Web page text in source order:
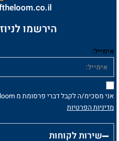
הירשמו
אימייל:
אני מסכימ/ה לקבל דברי פרסומת מ fruitoftheloom בהתאם ל
מדיניות הפרטיות
שירות לקוחות